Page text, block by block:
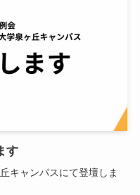
す
キャンパスにて登壇しま